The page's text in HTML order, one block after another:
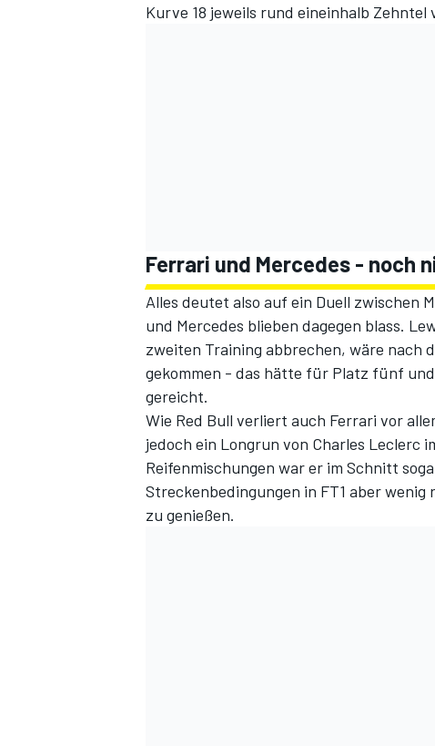
Kurve 18 jeweils rund eineinhalb Zehntel
Ferrari und Mercedes - noch
Alles deutet also auf ein Duell zwischen
und Mercedes blieben dagegen blass.
zweiten Training abbrechen, wäre nach
gekommen - das hätte für Platz fünf
gereicht.
Wie Red Bull verliert auch Ferrari vor
jedoch ein Longrun von Charles Leclerc
Reifenmischungen war er im Schnitt
Streckenbedingungen in FT1 aber
zu genießen.